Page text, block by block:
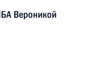
Вероникой